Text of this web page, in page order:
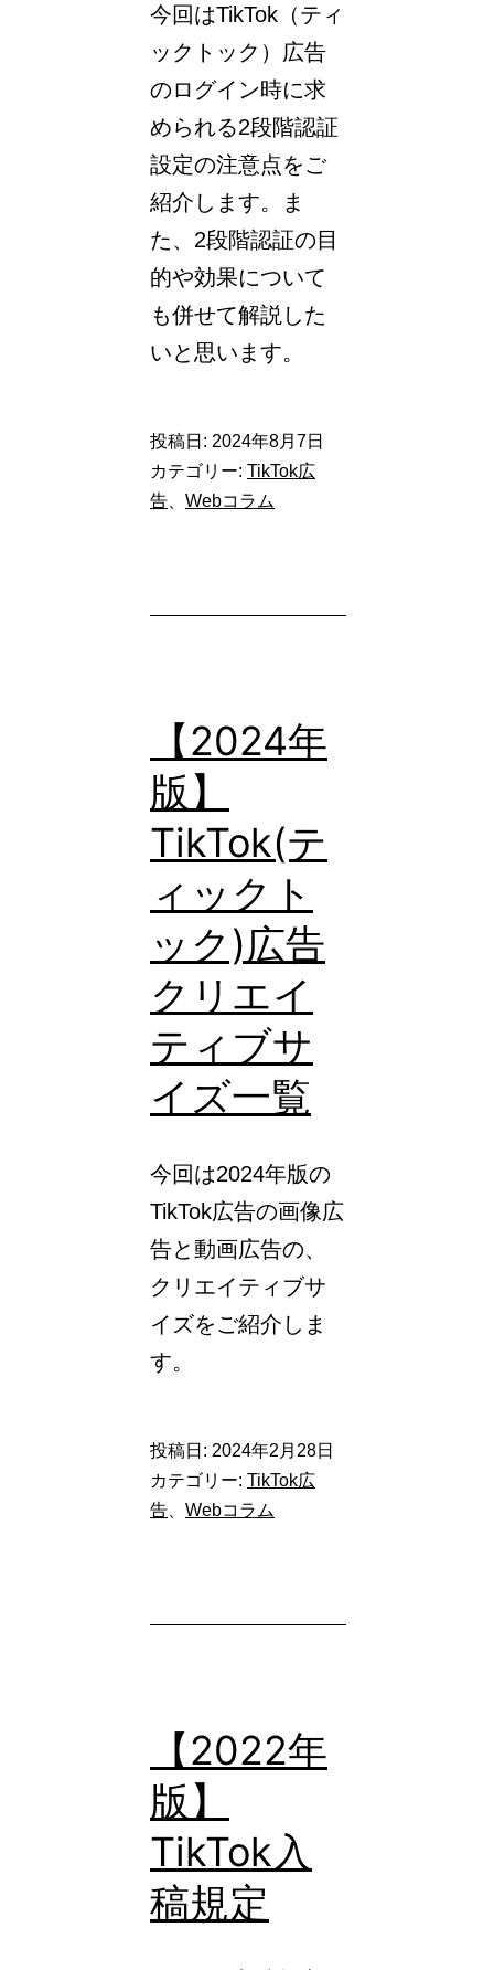
今回はTikTok（ティ
ックトック）広告
のログイン時に求
められる2段階認証
設定の注意点をご
紹介します。ま
た、2段階認証の目
的や効果について
も併せて解説した
いと思います。
投稿日: 2024年8月7日
カテゴリー: TikTok広
告
Webコラム
【2024年
版】
TikTok(テ
ィックト
ック)広告
クリエイ
ティブサ
イズ一覧
今回は2024年版の
TikTok広告の画像広
告と動画広告の、
クリエイティブサ
イズをご紹介しま
す。
投稿日: 2024年2月28日
カテゴリー: TikTok広
告
Webコラム
【2022年
版】
TikTok入
稿規定